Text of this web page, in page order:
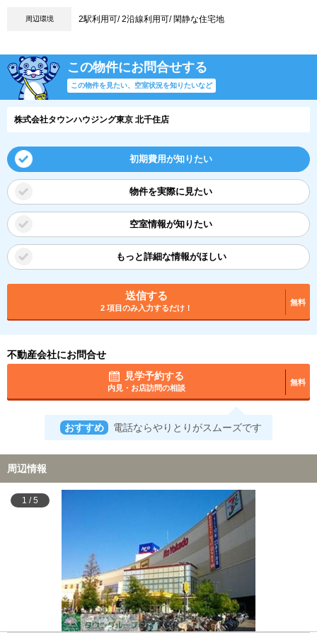
周辺環境 2駅利用可/ 2沿線利用可/ 閑静な住宅地
この物件にお問合せする
この物件を見たい、空室状況を知りたいなど
株式会社タウンハウジング東京 北千住店
初期費用が知りたい
物件を実際に見たい
空室情報が知りたい
もっと詳細な情報がほしい
送信する
2 項目のみ入力するだけ！
無料
不動産会社にお問合せ
見学予約する
内見・お店訪問の相談
無料
おすすめ 電話ならやりとりがスムーズです
周辺情報
1 /5